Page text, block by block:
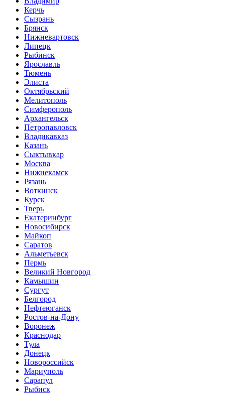
Керчь
Сызрань
Брянск
Нижневартовск
Липецк
Рыбинск
Ярославль
Тюмень
Элиста
Октябрьский
Мелитополь
Симферополь
Архангельск
Петропавловск
Владикавказ
Казань
Сыктывкар
Москва
Нижнекамск
Рязань
Воткинск
Курск
Тверь
Екатеринбург
Новосибирск
Майкоп
Саратов
Альметьевск
Пермь
Великий Новгород
Камышин
Сургут
Белгород
Нефтеюганск
Ростов-на-Дону
Воронеж
Краснодар
Тула
Донецк
Новороссийск
Мариуполь
Сарапул
Рыбиск